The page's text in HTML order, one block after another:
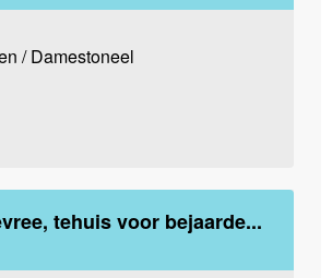
/ Damestoneel
tehuis voor bejaarde...